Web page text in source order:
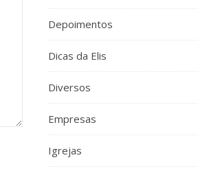
Depoimentos
Dicas da Elis
Diversos
Empresas
Igrejas